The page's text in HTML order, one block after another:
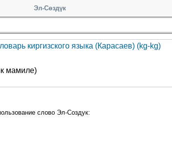
Эл-Сөздүк
киргизского языка (Карасаев) (kg-kg)
мамиле)
слово Эл-Создук: